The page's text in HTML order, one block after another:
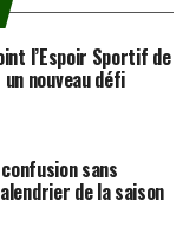
l’Espoir Sportif de
nouveau défi
sans
de la saison